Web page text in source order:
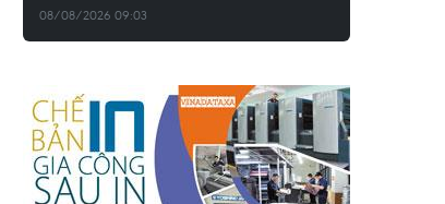
08/08/2026 09:03